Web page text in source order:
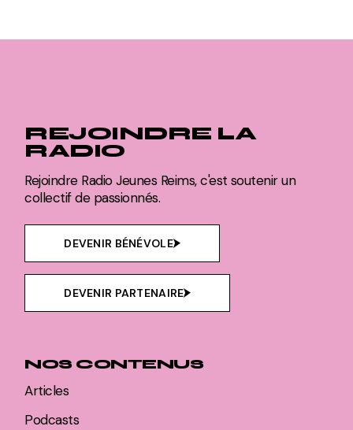
REJOINDRE LA
RADIO
Rejoindre Radio Jeunes Reims, c'est soutenir un
collectif de passionnés.
DEVENIR BÉNÉVOLE
DEVENIR PARTENAIRE
NOS CONTENUS
Articles
Podcasts